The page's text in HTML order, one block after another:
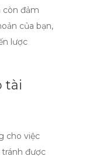
còn đảm
của bạn,
lược
tài
cho việc
tránh được